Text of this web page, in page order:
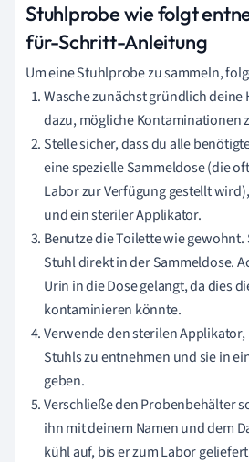
Stuhlprobe wie folgt
für-Schritt-Anleitung
Um eine Stuhlprobe zu sammeln,
Wasche zunächst gründlich deine
dazu, mögliche Kontaminationen
Stelle sicher, dass du alle
eine spezielle Sammeldose (die
Labor zur Verfügung gestellt
und ein steriler Applikator.
Benutze die Toilette wie gewohnt.
Stuhl direkt in der Sammeldose.
Urin in die Dose gelangt, da dies
kontaminieren könnte.
Verwende den sterilen Applikator,
Stuhls zu entnehmen und sie in
geben.
Verschließe den Probenbehälter
ihn mit deinem Namen und dem
kühl auf, bis er zum Labor